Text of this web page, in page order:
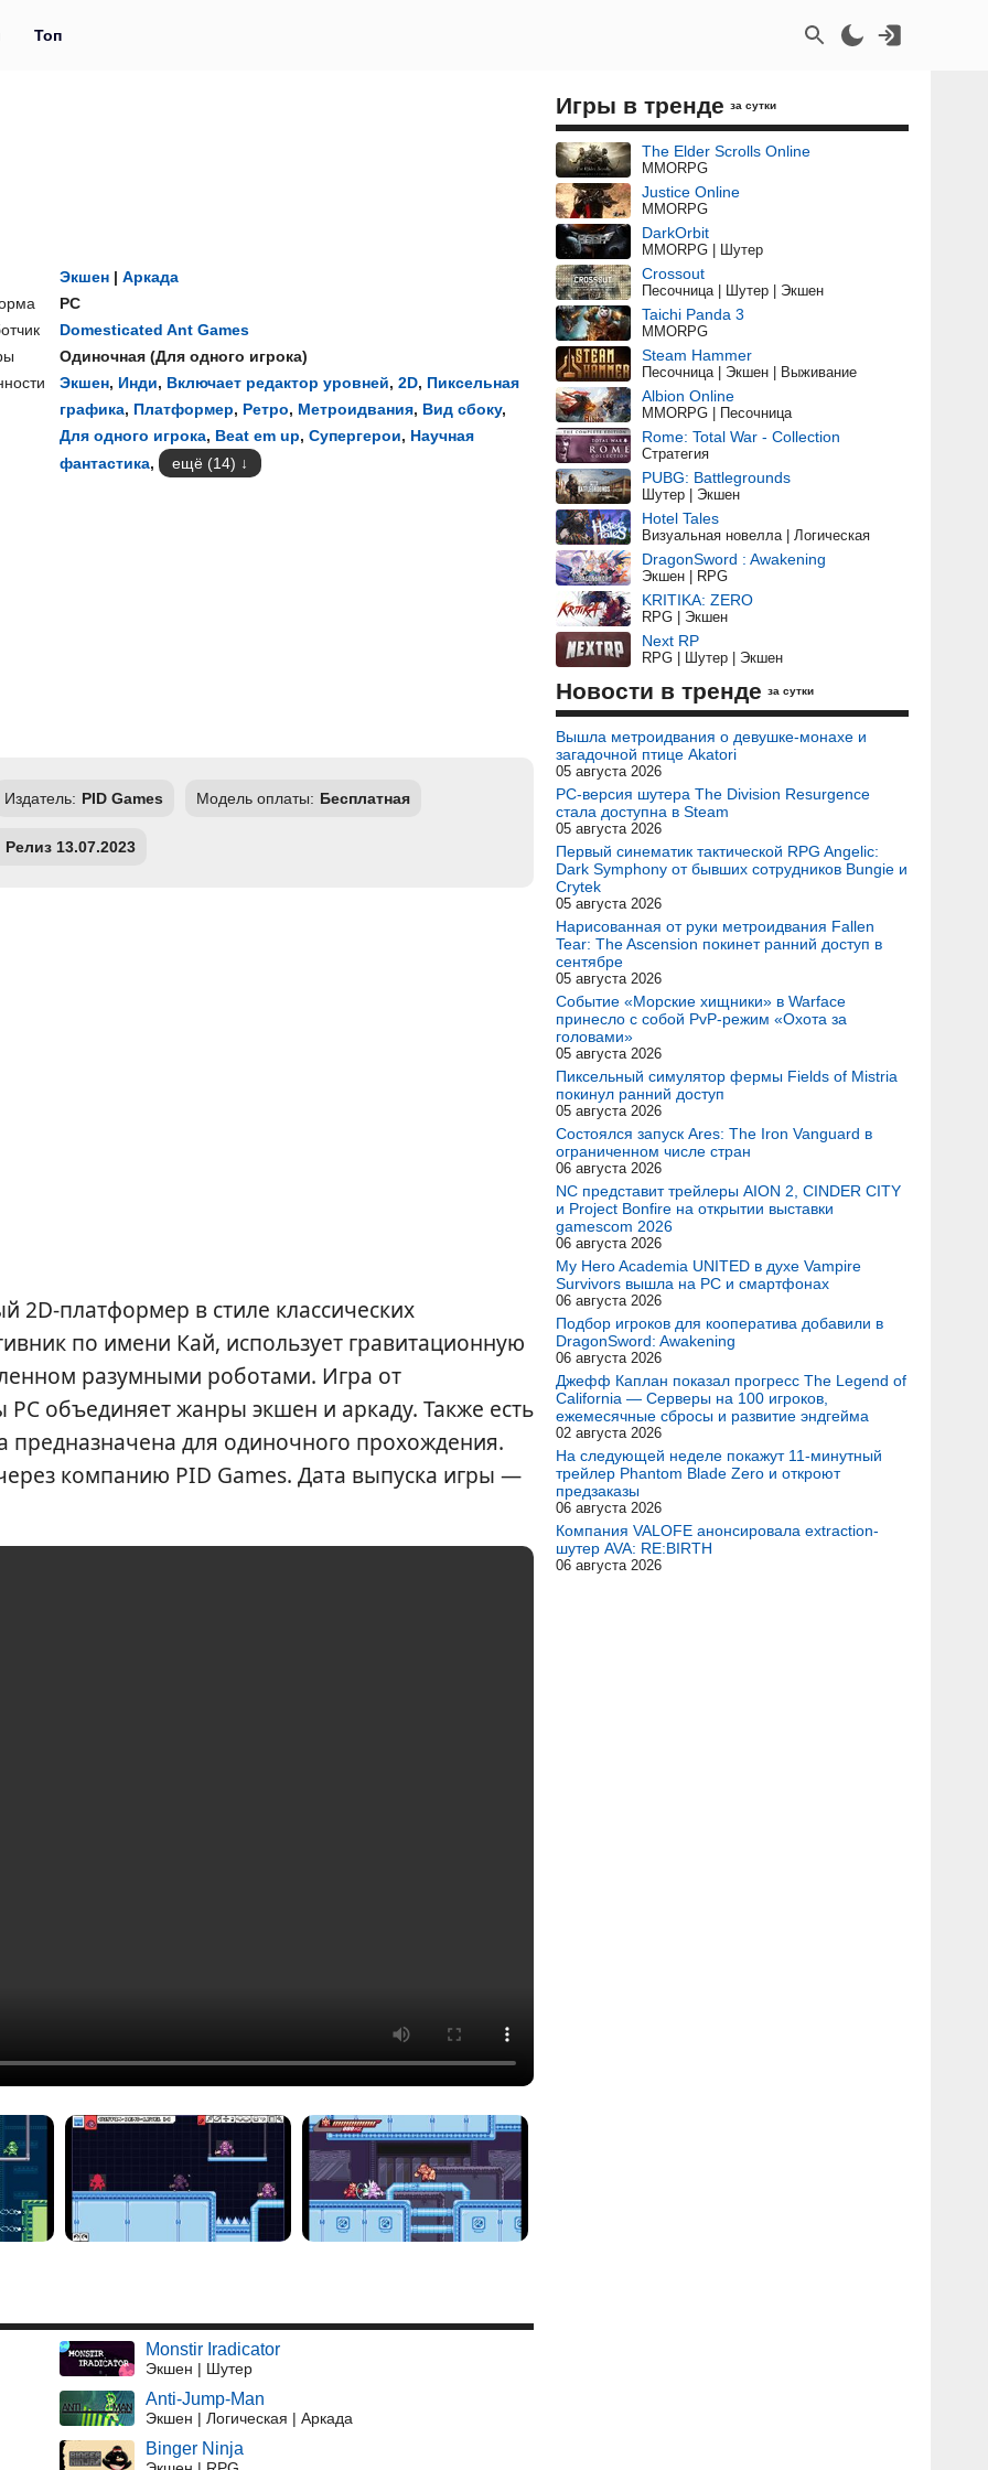
Топ
Экшен | Аркада
PC
Domesticated Ant Games
Одиночная (Для одного игрока)
Экшен, Инди, Включает редактор уровней, 2D, Пиксельная
графика, Платформер, Ретро, Метроидвания, Вид сбоку,
Для одного игрока, Beat em up, Супергерои, Научная
фантастика, ещё (14)
Издатель: PID Games Модель оплаты: Бесплатная
Релиз 13.07.2023
платформер в стиле классических
по имени Кай, использует гравитационную
разумными роботами. Игра от
объединяет жанры экшен и аркаду. Также есть
предназначена для одиночного прохождения.
компанию PID Games. Дата выпуска игры —
Monstir Iradicator
Экшен | Шутер
Anti-Jump-Man
Экшен | Логическая | Аркада
Binger Ninja
Игры в тренде за сутки
The Elder Scrolls Online
MMORPG
Justice Online
MMORPG
DarkOrbit
MMORPG | Шутер
Crossout
Песочница | Шутер | Экшен
Taichi Panda 3
MMORPG
Steam Hammer
Песочница | Экшен | Выживание
Albion Online
MMORPG | Песочница
Rome: Total War - Collection
Стратегия
PUBG: Battlegrounds
Шутер | Экшен
Hotel Tales
Визуальная новелла | Логическая
DragonSword : Awakening
Экшен | RPG
KRITIKA: ZERO
RPG | Экшен
Next RP
RPG | Шутер | Экшен
Новости в тренде за сутки
Вышла метроидвания о девушке-монахе и
загадочной птице Akatori
05 августа 2026
PC-версия шутера The Division Resurgence
стала доступна в Steam
05 августа 2026
Первый синематик тактической RPG Angelic:
Dark Symphony от бывших сотрудников Bungie и
Crytek
05 августа 2026
Нарисованная от руки метроидвания Fallen
Tear: The Ascension покинет ранний доступ в
сентябре
05 августа 2026
Событие «Морские хищники» в Warface
принесло с собой PvP-режим «Охота за
головами»
05 августа 2026
Пиксельный симулятор фермы Fields of Mistria
покинул ранний доступ
05 августа 2026
Состоялся запуск Ares: The Iron Vanguard в
ограниченном числе стран
06 августа 2026
NC представит трейлеры AION 2, CINDER CITY
и Project Bonfire на открытии выставки
gamescom 2026
06 августа 2026
My Hero Academia UNITED в духе Vampire
Survivors вышла на PC и смартфонах
06 августа 2026
Подбор игроков для кооператива добавили в
DragonSword: Awakening
06 августа 2026
Джефф Каплан показал прогресс The Legend of
California — Серверы на 100 игроков,
ежемесячные сбросы и развитие эндгейма
02 августа 2026
На следующей неделе покажут 11-минутный
трейлер Phantom Blade Zero и откроют
предзаказы
06 августа 2026
Компания VALOFE анонсировала extraction-
шутер AVA: RE:BIRTH
06 августа 2026